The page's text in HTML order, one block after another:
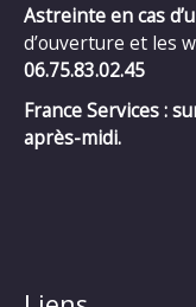
Astreinte en cas
d’ouverture et les
06.75.83.02.45
France Services :
après-midi.